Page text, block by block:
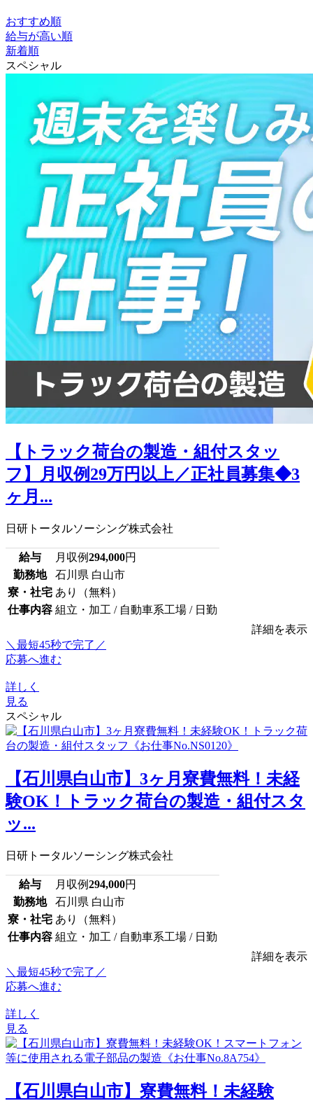
おすすめ順
給与が高い順
新着順
スペシャル
【トラック荷台の製造・組付スタッ
フ】月収例29万円以上／正社員募集◆3
ヶ月...
日研トータルソーシング株式会社
給与 月収例294,000円
勤務地
石川県 白山市
寮・社宅 あり（無料）
仕事内容 組立・加工 / 自動車系工場 / 日勤
詳細を表示
＼最短45秒で完了／
応募へ進む
詳しく
見る
スペシャル
【石川県白山市】3ヶ月寮費無料！未経
験OK！トラック荷台の製造・組付スタ
ッ...
日研トータルソーシング株式会社
給与 月収例294,000円
勤務地
石川県 白山市
寮・社宅 あり（無料）
仕事内容 組立・加工 / 自動車系工場 / 日勤
詳細を表示
＼最短45秒で完了／
応募へ進む
詳しく
見る
【石川県白山市】寮費無料！未経験